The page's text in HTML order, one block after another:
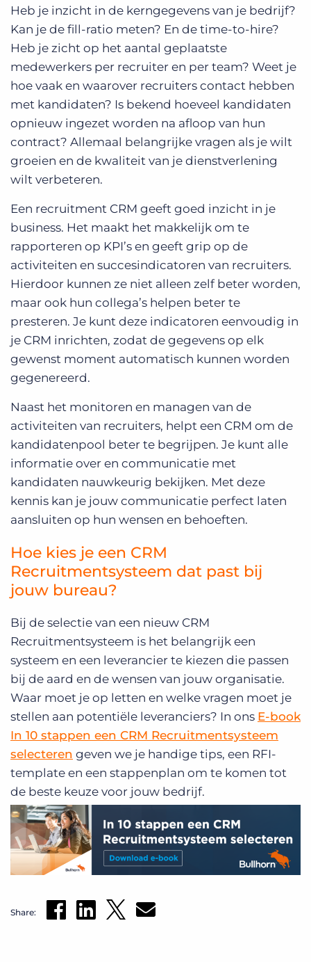
Heb je inzicht in de kerngegevens van je bedrijf?
Kan je de fill-ratio meten? En de time-to-hire?
Heb je zicht op het aantal geplaatste
medewerkers per recruiter en per team? Weet je
hoe vaak en waarover recruiters contact hebben
met kandidaten? Is bekend hoeveel kandidaten
opnieuw ingezet worden na afloop van hun
contract? Allemaal belangrijke vragen als je wilt
groeien en de kwaliteit van je dienstverlening
wilt verbeteren.
Een recruitment CRM geeft goed inzicht in je
business. Het maakt het makkelijk om te
rapporteren op KPI’s en geeft grip op de
activiteiten en succesindicatoren van recruiters.
Hierdoor kunnen ze niet alleen zelf beter worden,
maar ook hun collega’s helpen beter te
presteren. Je kunt deze indicatoren eenvoudig in
je CRM inrichten, zodat de gegevens op elk
gewenst moment automatisch kunnen worden
gegenereerd.
Naast het monitoren en managen van de
activiteiten van recruiters, helpt een CRM om de
kandidatenpool beter te begrijpen. Je kunt alle
informatie over en communicatie met
kandidaten nauwkeurig bekijken. Met deze
kennis kan je jouw communicatie perfect laten
aansluiten op hun wensen en behoeften.
Hoe kies je een CRM
Recruitmentsysteem dat past bij
jouw bureau?
Bij de selectie van een nieuw CRM
Recruitmentsysteem is het belangrijk een
systeem en een leverancier te kiezen die passen
bij de aard en de wensen van jouw organisatie.
Waar moet je op letten en welke vragen moet je
stellen aan potentiële leveranciers? In ons E-book
In 10 stappen een CRM Recruitmentsysteem
selecteren geven we je handige tips, een RFI-
template en een stappenplan om te komen tot
de beste keuze voor jouw bedrijf.
Share: